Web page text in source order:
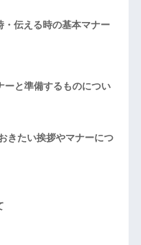
・伝える時の基本マナー
と準備するものについ
きたい挨拶やマナーにつ